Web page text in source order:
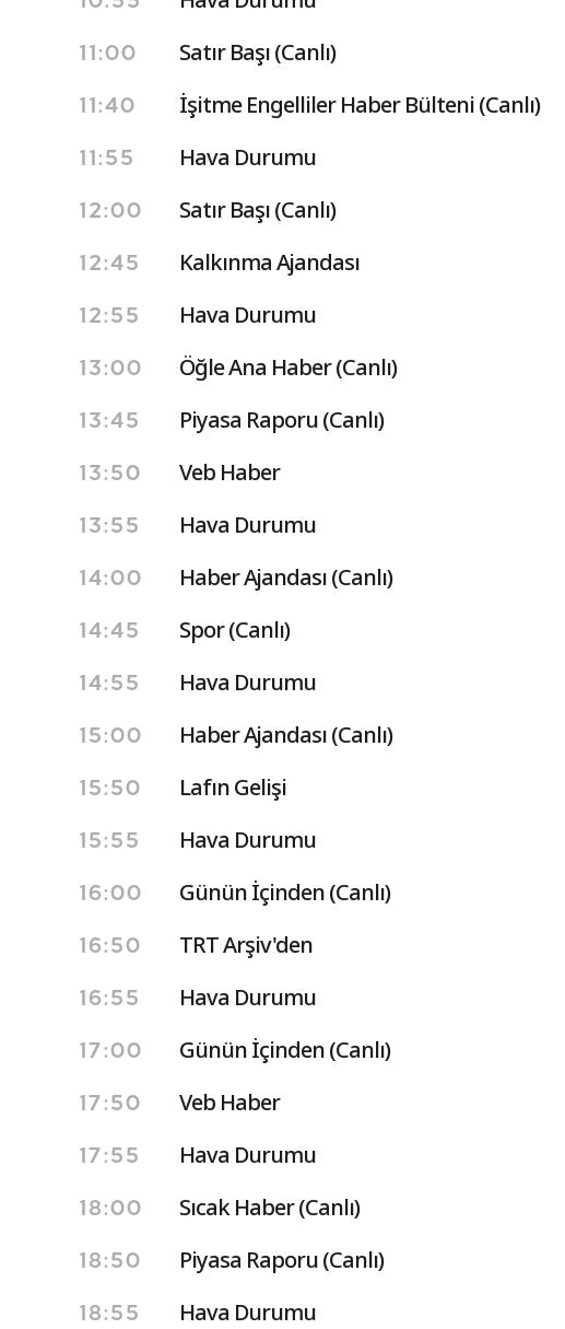
11:00 Satır Başı (Canlı)
11:40 İşitme Engelliler Haber Bülteni (Canlı)
11:55 Hava Durumu
12:00 Satır Başı (Canlı)
12:45 Kalkınma Ajandası
12:55 Hava Durumu
13:00 Öğle Ana Haber (Canlı)
13:45 Piyasa Raporu (Canlı)
13:50 Veb Haber
13:55 Hava Durumu
14:00 Haber Ajandası (Canlı)
14:45 Spor (Canlı)
14:55 Hava Durumu
15:00 Haber Ajandası (Canlı)
15:50 Lafın Gelişi
15:55 Hava Durumu
16:00 Günün İçinden (Canlı)
16:50 TRT Arşiv'den
16:55 Hava Durumu
17:00 Günün İçinden (Canlı)
17:50 Veb Haber
17:55 Hava Durumu
18:00 Sıcak Haber (Canlı)
18:50 Piyasa Raporu (Canlı)
18:55 Hava Durumu